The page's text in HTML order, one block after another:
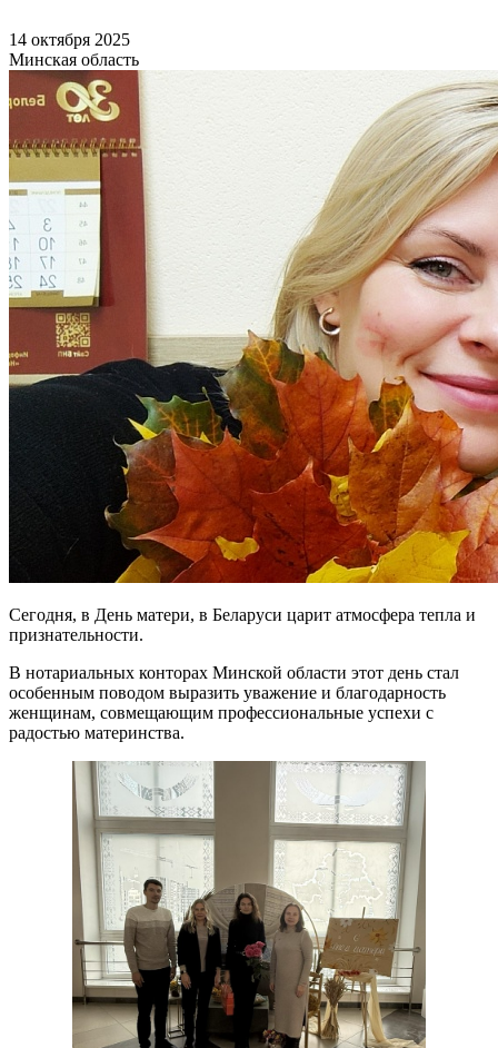
14 октября 2025
Минская область
Сегодня, в День матери, в Беларуси царит атмосфера тепла и
признательности.
В нотариальных конторах Минской области этот день стал
особенным поводом выразить уважение и благодарность
женщинам, совмещающим профессиональные успехи с
радостью материнства.